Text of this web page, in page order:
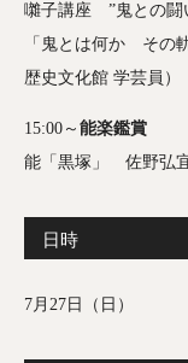
囃子講座 ”鬼との闘
「鬼とは何か その
歴史文化館 学芸員）
15:00～ 能楽鑑賞
能「黒塚」 佐野
日時
7月27日（日）